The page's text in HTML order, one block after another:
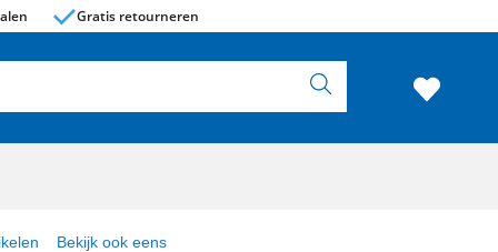
Gratis retourneren
Bekijk ook eens